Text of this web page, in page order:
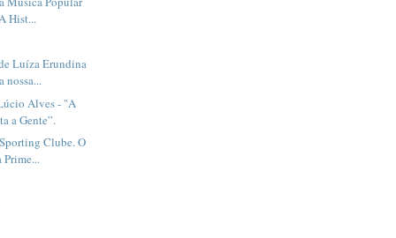
Hist...
Luíza Erundina
nossa...
Alves - "A
a Gente”.
Clube. O
Prime...